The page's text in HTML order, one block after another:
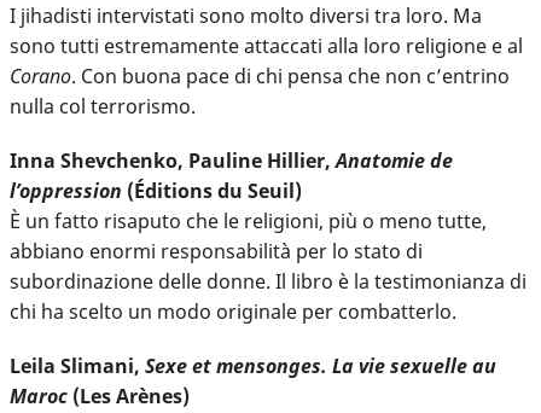
I jihadisti intervistati sono molto diversi tra loro. Ma
sono tutti estremamente attaccati alla loro religione e al
Corano. Con buona pace di chi pensa che non c’entrino
nulla col terrorismo.
Inna Shevchenko, Pauline Hillier,Anatomie de
l’oppression (Éditions du Seuil)
È un fatto risaputo che le religioni, più o meno tutte,
abbiano enormi responsabilità per lo stato di
subordinazione delle donne. Il libro è la testimonianza di
chi ha scelto un modo originale per combatterlo.
Leila Slimani, Sexe et mensonges. La vie sexuelle au
Maroc (Les Arènes)